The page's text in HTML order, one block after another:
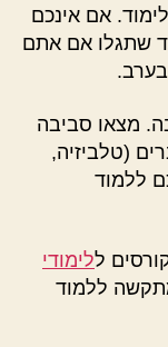
אם אינכם
שתגלו אם אתם
מצאו סביבה
(טלביזיה,
ללמוד
ללימודי
ללמוד